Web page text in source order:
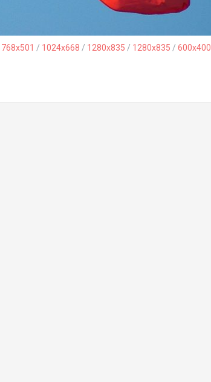
768x501 / 1024x668 / 1280x835 / 1280x835 / 600x400